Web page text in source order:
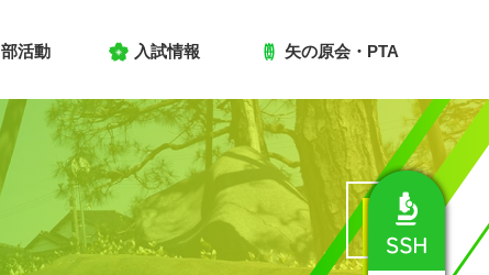
部活動 入試情報 矢の原会・PTA